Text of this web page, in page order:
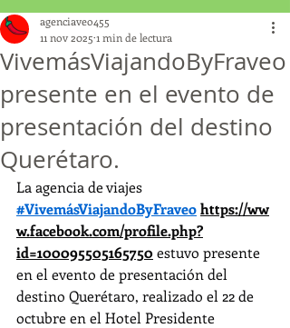
VivemásViajandoByFraveo
presente en el evento de
presentación del destino
Querétaro.
agenciaveo455
11 nov 2025 1 min de lectura
La agencia de viajes
#VivemásViajandoByFraveohttps://ww
w.facebook.com/profile.php?
id=100095505165750 estuvo presente
en el evento de presentación del
destino Querétaro, realizado el 22 de
octubre en el Hotel Presidente